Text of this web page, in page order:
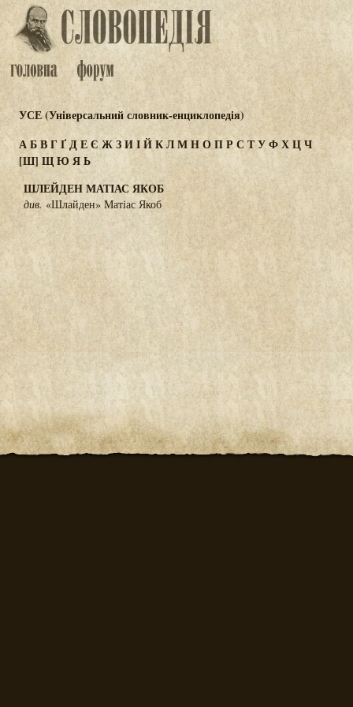
УСЕ (Універсальний словник-енциклопедія)
АБВГҐДЕЄ ЖЗИІЙКЛМНОПРС ТУФХЦЧ
[Ш]ЩЮ ЯЬ
ШЛЕЙДЕН МАТІАС ЯКОБ
див. «Шлайден» Матіас Якоб